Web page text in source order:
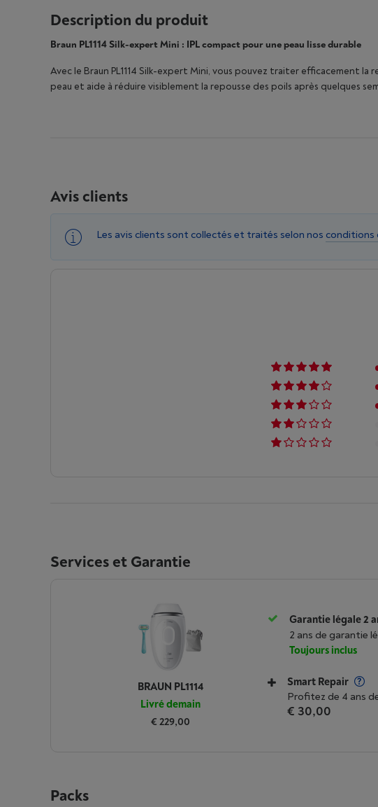
Description du produit
Braun PL1114 Silk-expert Mini : IPL compact pour une peau lisse durable
Avec le Braun PL1114 Silk-expert Mini, vous pouvez traiter efficacement
peau et aide à réduire visiblement la repousse des poils après quelques
Avis clients
Les avis clients sont collectés et traités selon nos conditions
Services et Garantie
BRAUN PL1114
Livré demain
€ 229,00
Garantie légale 2
2 ans de garantie
Toujours inclus
Smart Repair
Profitez de 4 ans
€ 30,00
Packs